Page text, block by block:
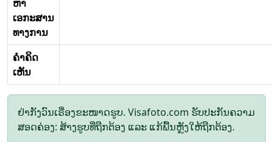
ຫາ
ເອກະສານ
ທາງການ
ຄໍາຄິດ
ເຫັນ
ຢ່າກັງວົນເຣື່ອງຂະໜາດຮູບ. Visafoto.com ຮັບປະກັນຄວາມ
ສອດຄ່ອງ: ສ້າງຮູບທີ່ຖືກຕ້ອງ ແລະ ແກ້ພື້ນຫຼັງໃຫ້ຖືກຕ້ອງ.